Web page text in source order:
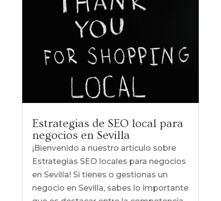
Estrategias de SEO local para
negocios en Sevilla
¡Bienvenido a nuestro artículo sobre
Estrategias SEO locales para negocios
en Sevilla! Si tienes o gestionas un
negocio en Sevilla, sabes lo importante